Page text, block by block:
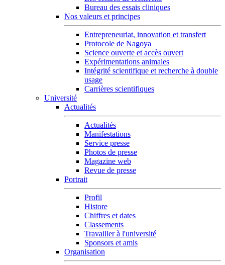
Bureau des essais cliniques
Nos valeurs et principes
Entrepreneuriat, innovation et transfert
Protocole de Nagoya
Science ouverte et accès ouvert
Expérimentations animales
Intégrité scientifique et recherche à double
usage
Carrières scientifiques
Université
Actualités
Actualités
Manifestations
Service presse
Photos de presse
Magazine web
Revue de presse
Portrait
Profil
Histore
Chiffres et dates
Classements
Travailler à l'université
Sponsors et amis
Organisation